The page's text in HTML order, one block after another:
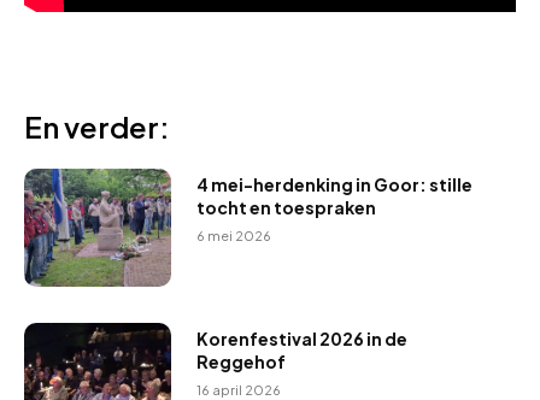
En verder:
4 mei-herdenking in Goor: stille
tocht en toespraken
6 mei 2026
Korenfestival 2026 in de
Reggehof
16 april 2026